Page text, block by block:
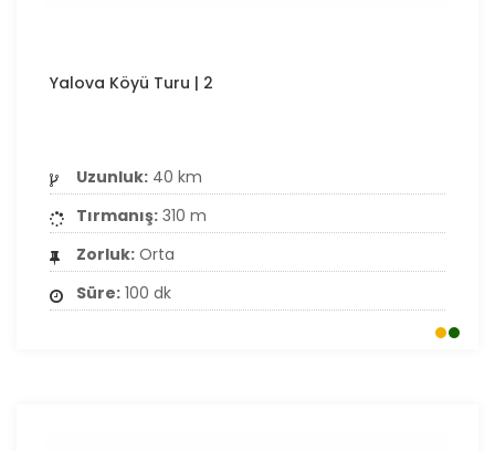
Yalova Köyü Turu | 2
Uzunluk: 40 km
Tırmanış: 310 m
Zorluk: Orta
Süre: 100 dk